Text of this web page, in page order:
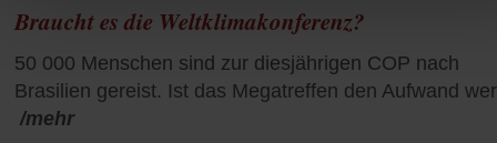
Braucht es die Weltklimakonferenz?
50 000 Menschen sind zur diesjährigen COP nach
Brasilien gereist. Ist das Megatreffen den Aufwand
/mehr